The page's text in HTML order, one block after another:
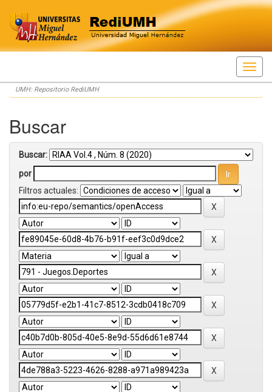
Skip
navigation
UMH: Repositorio RediUMH
Buscar
Buscar:
por
Filtros actuales: